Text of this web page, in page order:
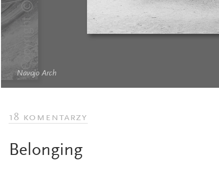
Navajo Arch
18 komentarzy
Belonging